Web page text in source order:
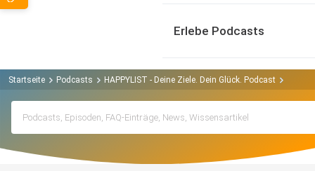
Erlebe Podcasts
Startseite Podcasts HAPPYLIST - Deine Ziele. Dein Glück. Podcast